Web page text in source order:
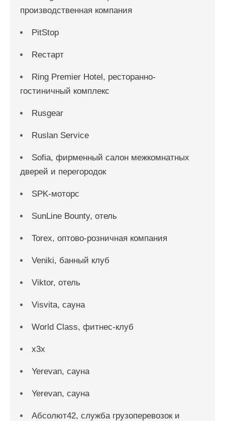
производственная компания
PitStop
Reстарт
Ring Premier Hotel, ресторанно-
гостиничный комплекс
Rusgear
Ruslan Service
Sofia, фирменный салон межкомнатных
дверей и перегородок
SPK-моторс
SunLine Bounty, отель
Torex, оптово-розничная компания
Veniki, банный клуб
Viktor, отель
Visvita, сауна
World Class, фитнес-клуб
x3x
Yerevan, сауна
Yerevan, сауна
Абсолют42, служба грузоперевозок и